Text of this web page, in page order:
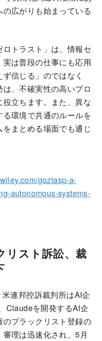
広がりも始まっている
トラスト」は、情報セ
は普段の仕事にも応用
信じる」のではなく
は、不確実性の高いプロ
立ちます。また、異な
環境で共通のルールを
まとめる場面でも通じ
goztasp-a-
autonomous-systems-
スト訴訟、裁
連邦控訴裁判所はAI企
Claudeを開発するAI企
ブラックリスト登録の
理は迅速化され、5月